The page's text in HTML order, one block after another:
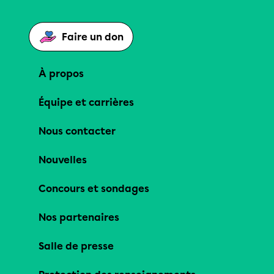
Faire un don
À propos
Équipe et carrières
Nous contacter
Nouvelles
Concours et sondages
Nos partenaires
Salle de presse